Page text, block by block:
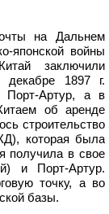
на Дальнем
японской войны
заключили
1897 г.
Порт-Артур, а в
об аренде
строительство
которая была
получила в свое
и Порт-Артур.
точку, а во
базы.